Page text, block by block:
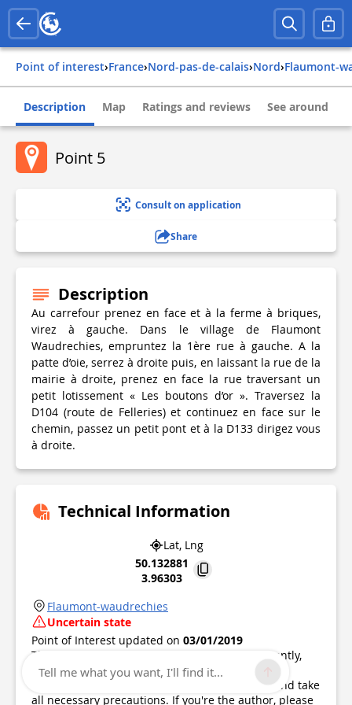
Point of interest› france› nord-pas-de-calais› nord› flaumont-
Description Map Ratings and reviews See around
Point 5
Consult on application
Share
Description
Au carrefour prenez en face et à la ferme à briques,
virez à gauche. Dans le village de Flaumont
Waudrechies, empruntez la 1ère rue à gauche. A la
patte d’oie, serrez à droite puis, en laissant la rue de la
mairie à droite, prenez en face la rue traversant un
petit lotissement « Les boutons d’or ». Traversez la
D104 (route de Felleries) et continuez en face sur le
chemin, passez un petit pont et à la D133 dirigez vous
à droite.
Technical Information
Lat, Lng
50.132881
3.96303
Flaumont-waudrechies
Uncertain state
Point of Interest updated on 03/01/2019
This point of interest hasn't been updated recently,
which could compromise the reliability of this
information. We recommend that you inquire and take
all necessary precautions. If you're the author, please
Tell me what you want, I'll find it...